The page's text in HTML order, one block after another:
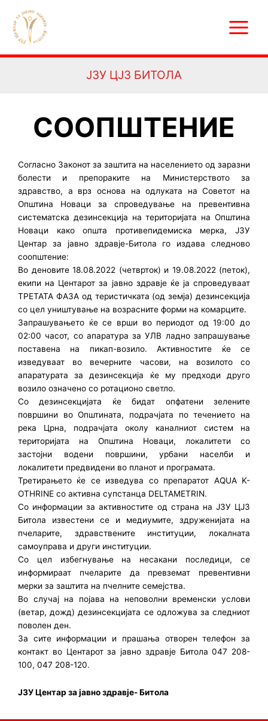
content
Menu
ЈЗУ ЦЈЗ БИТОЛА
СООПШТЕНИЕ
Согласно Законот за заштита на населението од заразни
болести и препораките на Министерството за
здравство, а врз основа на одлуката на Советот на
Општина Новаци за спроведување на превентивна
систематска дезинсекција на територијата на Општина
Новаци како општа противепидемиска мерка, ЈЗУ
Центар за јавно здравје-Битола го издава следново
соопштение:
Во деновите 18.08.2022 (четврток) и 19.08.2022 (петок),
екипи на Центарот за јавно здравје ќе ја спроведуваат
ТРЕТАТА ФАЗА од теристичката (од земја) дезинсекција
со цел уништување на возрасните форми на комарците.
Запрашувањето ќе се врши во периодот од 19:00 до
02:00 часот, со апаратура за УЛВ ладно запрашување
поставена на пикап-возило. Активностите ќе се
изведуваат во вечерните часови, на возилото со
апаратурата за дезинсекција ќе му предходи друго
возило означено со ротационо светло.
Со дезинсекцијата ќе бидат опфатени зелените
површини во Општината, подрачјата по течението на
река Црна, подрачјата околу каналниот систем на
територијата на Општина Новаци, локалитети со
застојни водени површини, урбани населби и
локалитети предвидени во планот и програмата.
Третирањето ќе се изведува со препаратот AQUA K-
OTHRINE со активна супстанца DELTAMETRIN.
Со информации за активностите од страна на ЈЗУ ЦЈЗ
Битола известени се и медиумите, здруженијата на
пчеларите, здравствените институции, локалната
самоуправа и други институции.
Со цел избегнување на несакани последици, се
информираат пчеларите да превземат превентивни
мерки за заштита на пчелните семејства.
Во случај на појава на неповолни временски услови
(ветар, дожд) дезинсекцијата се одложува за следниот
поволен ден.
За сите информации и прашања отворен телефон за
контакт во Центарот за јавно здравје Битола 047 208-
100, 047 208-120.
ЈЗУ Центар за јавно здравје- Битола